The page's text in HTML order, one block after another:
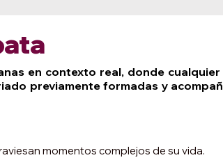
en contexto real, donde
previamente formadas y
momentos complejos de su vida.